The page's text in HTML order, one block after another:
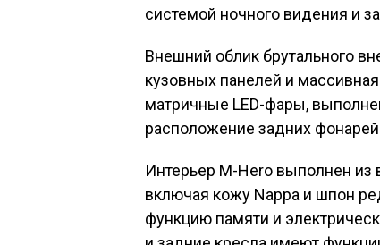
системой ночного видения и
Внешний облик брутального
кузовных панелей и
матричные LED-фары,
расположение задних
Интерьер M-Hero выполнен из
включая кожу Nappa и шпон
функцию памяти и